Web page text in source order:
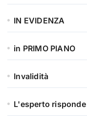
IN EVIDENZA
in PRIMO PIANO
Invalidità
L'esperto risponde